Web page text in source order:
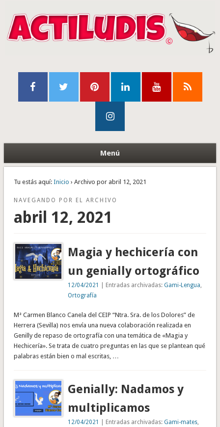
Menú
Tu estás aquí: Inicio › Archivo por abril 12, 2021
NAVEGANDO POR EL ARCHIVO
abril 12, 2021
Magia y hechicería con
un genially ortográfico
12/04/2021 | Entradas archivadas:Gami-Lengua
Ortografía
Mª Carmen Blanco Canela del CEIP “Ntra. Sra. de los Dolores” de
Herrera (Sevilla) nos envía una nueva colaboración realizada en
Genilly de repaso de ortografía con una temática de «Magia y
Hechicería». Se trata de cuatro preguntas en las que se plantean qué
palabras están bien o mal escritas, …
Genially: Nadamos y
multiplicamos
12/04/2021 | Entradas archivadas:Gami-mates